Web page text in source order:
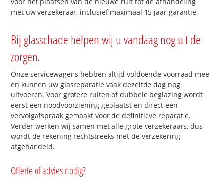
met uw verzekeraar, inclusief maximaal 15 jaar garantie.
Bij glasschade helpen wij u vandaag nog uit de
zorgen.
Onze servicewagens hebben altijd voldoende voorraad mee
en kunnen uw glasreparatie vaak dezelfde dag nog
uitvoeren. Voor grotere ruiten of dubbele beglazing wordt
eerst een noodvoorziening geplaatst en direct een
vervolgafspraak gemaakt voor de definitieve reparatie.
Verder werken wij samen met alle grote verzekeraars, dus
wordt de rekening rechtstreeks met de verzekering
afgehandeld.
Offerte of advies nodig?